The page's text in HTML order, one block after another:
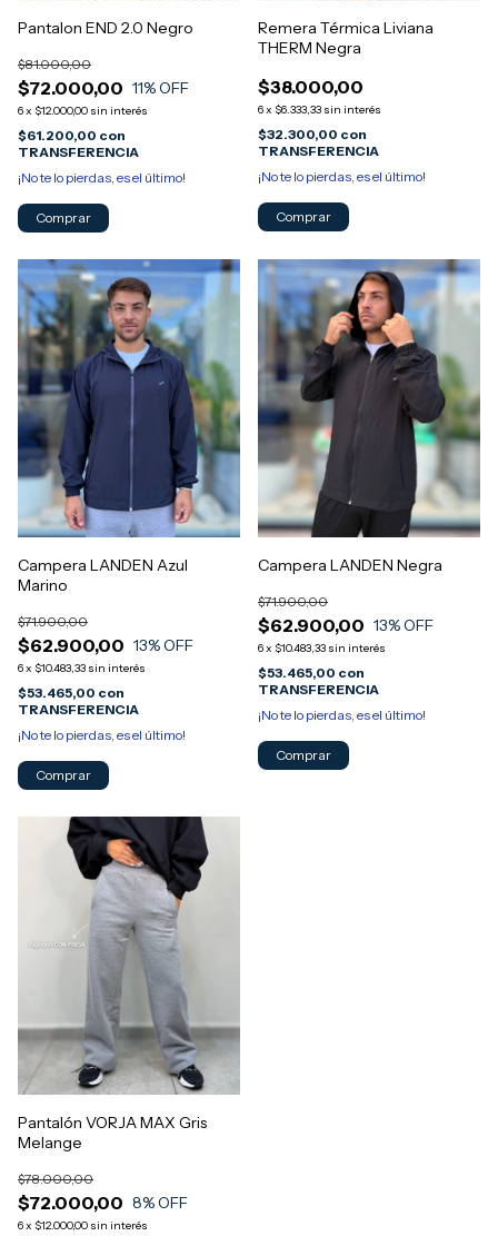
Pantalon END 2.0 Negro
$72.000,00
$81.000,00
11% OFF
6x $12.000,00 sin interés
$61.200,00 con
TRANSFERENCIA
¡No te lo pierdas, es el último!
Comprar
Remera Térmica Liviana
THERM Negra
$38.000,00
6x $6.333,33 sin interés
$32.300,00 con
TRANSFERENCIA
¡No te lo pierdas, es el último!
Comprar
Campera LANDEN Azul
Marino
$62.900,00
$71.900,00
13% OFF
6x $10.483,33 sin interés
$53.465,00 con
TRANSFERENCIA
¡No te lo pierdas, es el último!
Comprar
Campera LANDEN Negra
$62.900,00
$71.900,00
13% OFF
6x $10.483,33 sin interés
$53.465,00 con
TRANSFERENCIA
¡No te lo pierdas, es el último!
Comprar
Pantalón VORJA MAX Gris
Melange
$72.000,00
$78.000,00
8% OFF
6x $12.000,00 sin interés